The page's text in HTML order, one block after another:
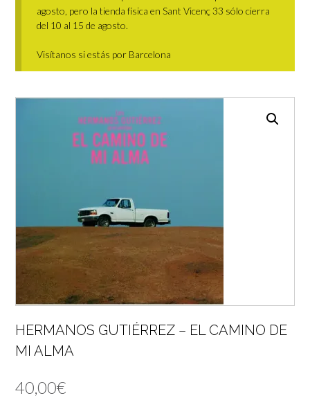
agosto, pero la tienda física en Sant Vicenç 33 sólo cierra
del 10 al 15 de agosto.
Visítanos si estás por Barcelona
HERMANOS GUTIÉRREZ – EL CAMINO DE
MI ALMA
40,00€